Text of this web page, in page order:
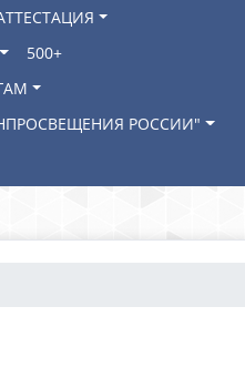
500+
РОССИИ"